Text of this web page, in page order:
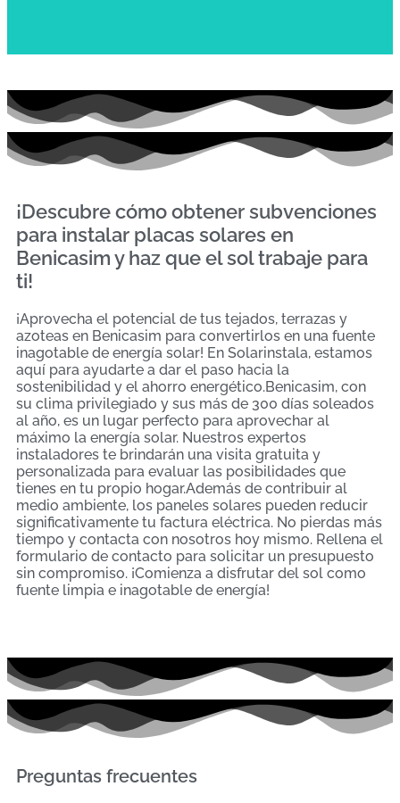
¡Descubre cómo obtener subvenciones
para instalar placas solares en
Benicasim y haz que el sol trabaje para
ti!
¡Aprovecha el potencial de tus tejados, terrazas y
azoteas en Benicasim para convertirlos en una fuente
inagotable de energía solar! En Solarinstala, estamos
aquí para ayudarte a dar el paso hacia la
sostenibilidad y el ahorro energético.Benicasim, con
su clima privilegiado y sus más de 300 días soleados
al año, es un lugar perfecto para aprovechar al
máximo la energía solar. Nuestros expertos
instaladores te brindarán una visita gratuita y
personalizada para evaluar las posibilidades que
tienes en tu propio hogar.Además de contribuir al
medio ambiente, los paneles solares pueden reducir
significativamente tu factura eléctrica. No pierdas más
tiempo y contacta con nosotros hoy mismo. Rellena el
formulario de contacto para solicitar un presupuesto
sin compromiso. ¡Comienza a disfrutar del sol como
fuente limpia e inagotable de energía!
Preguntas frecuentes